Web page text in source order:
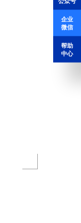
企业
微信
帮助
中心